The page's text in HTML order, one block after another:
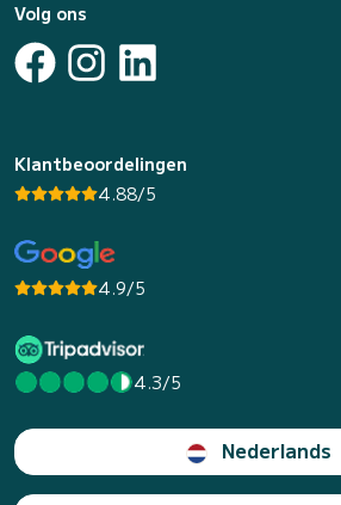
Volg ons
Klantbeoordelingen
4.88/5
4.9/5
4.3/5
Nederlands